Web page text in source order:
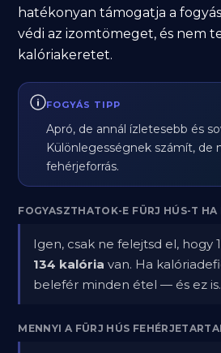
hatékonyan támogatja a
védi az izomtömeget, és nem
kalóriakeretet.
FOGYÁS TIPP
Apró, de annál ízletesebb és
Különlegességnek számít, de
fehérjeforrás.
FOGYASZTHATOK-E FÜRJ HÚS-T HA
Igen, csak ne felejtsd el, hogy
134 kalória van. Ha
belefér minden étel — és ez is.
MENNYI A FÜRJ HÚS